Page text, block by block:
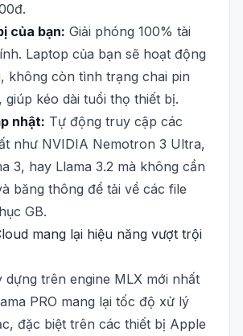
của bạn: Giải phóng 100% tài
Laptop của bạn sẽ hoạt động
không còn tình trạng chai pin
giúp kéo dài tuổi thọ thiết bị.
nhật: Tự động truy cập các
như NVIDIA Nemotron 3 Ultra,
3, hay Llama 3.2 mà không cần
băng thông để tải về các file
GB.
mang lại hiệu năng vượt trội
dựng trên engine MLX mới nhất
PRO mang lại tốc độ xử lý
đặc biệt trên các thiết bị Apple